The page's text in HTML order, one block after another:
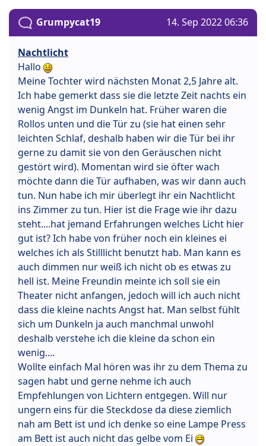
Grumpycat19 14. Sep 2022 06:36
Nachtlicht
Hallo
Meine Tochter wird nächsten Monat 2,5 Jahre alt.
Ich habe gemerkt dass sie die letzte Zeit nachts ein
wenig Angst im Dunkeln hat. Früher waren die
Rollos unten und die Tür zu (sie hat einen sehr
leichten Schlaf, deshalb haben wir die Tür bei ihr
gerne zu damit sie von den Geräuschen nicht
gestört wird). Momentan wird sie öfter wach
möchte dann die Tür aufhaben, was wir dann auch
tun. Nun habe ich mir überlegt ihr ein Nachtlicht
ins Zimmer zu tun. Hier ist die Frage wie ihr dazu
steht....hat jemand Erfahrungen welches Licht hier
gut ist? Ich habe von früher noch ein kleines ei
welches ich als Stilllicht benutzt hab. Man kann es
auch dimmen nur weiß ich nicht ob es etwas zu
hell ist. Meine Freundin meinte ich soll sie ein
Theater nicht anfangen, jedoch will ich auch nicht
dass die kleine nachts Angst hat. Man selbst fühlt
sich um Dunkeln ja auch manchmal unwohl
deshalb verstehe ich die kleine da schon ein
wenig....
Wollte einfach Mal hören was ihr zu dem Thema zu
sagen habt und gerne nehme ich auch
Empfehlungen von Lichtern entgegen. Will nur
ungern eins für die Steckdose da diese ziemlich
nah am Bett ist und ich denke so eine Lampe Press
am Bett ist auch nicht das gelbe vom Ei